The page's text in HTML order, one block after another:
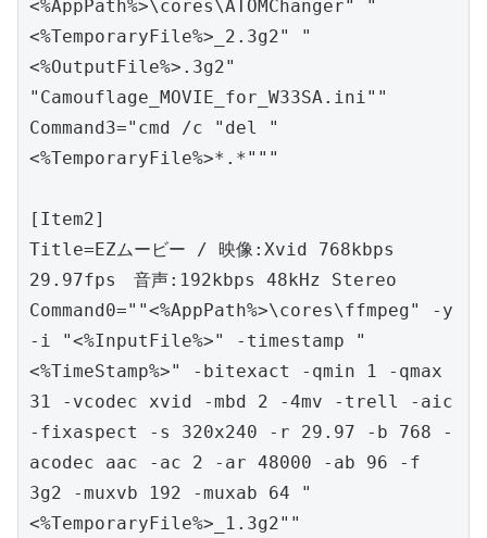
<%AppPath%>\cores\ATOMChanger" "
<%TemporaryFile%>_2.3g2" "
<%OutputFile%>.3g2"
"Camouflage_MOVIE_for_W33SA.ini""
Command3="cmd /c "del "
<%TemporaryFile%>*.*"""
[Item2]
Title=EZムービー / 映像:Xvid 768kbps
29.97fps　音声:192kbps 48kHz Stereo
Command0=""<%AppPath%>\cores\ffmpeg" -y
-i "<%InputFile%>" -timestamp "
<%TimeStamp%>" -bitexact -qmin 1 -qmax
31 -vcodec xvid -mbd 2 -4mv -trell -aic
-fixaspect -s 320x240 -r 29.97 -b 768 -
acodec aac -ac 2 -ar 48000 -ab 96 -f
3g2 -muxvb 192 -muxab 64 "
<%TemporaryFile%>_1.3g2""